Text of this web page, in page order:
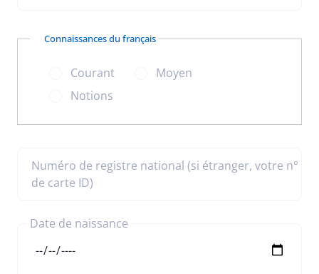
Connaissances du français
Courant
Moyen
Notions
Numéro de registre national (si étranger, votre n°
de carte ID)
Date de naissance